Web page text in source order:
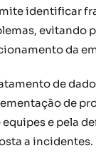
identificar
evitando
da
de
de
e pela
a incidentes.